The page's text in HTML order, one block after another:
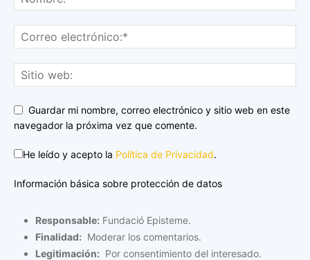
Guardar mi nombre, correo electrónico y sitio web en este
navegador la próxima vez que comente.
He leído y acepto la Política de Privacidad.
Información básica sobre protección de datos
Responsable: Fundació Episteme.
Finalidad: Moderar los comentarios.
Legitimación: Por consentimiento del interesado.